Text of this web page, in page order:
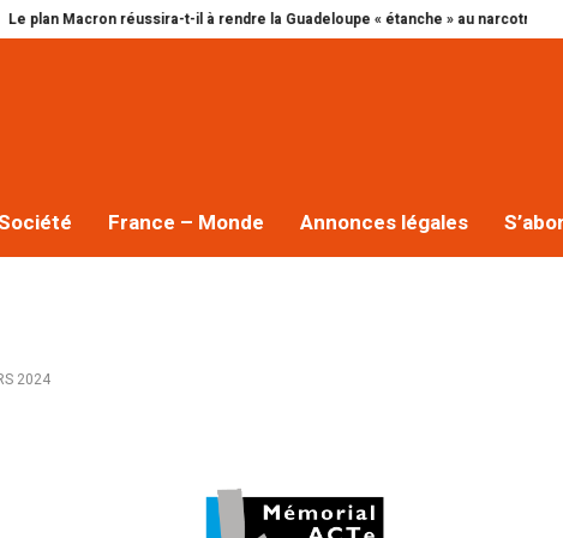
réussira-t-il à rendre la Guadeloupe « étanche » au narcotrafic ? Cap
France – Monde Annonces légales
2024